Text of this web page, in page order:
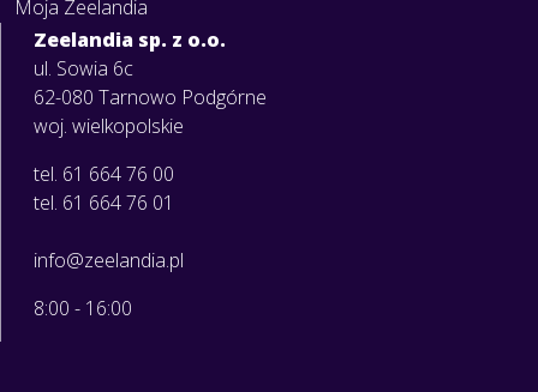
Moja Zeelandia
Zeelandia sp. z o.o.
ul. Sowia 6c
62-080 Tarnowo Podgórne
woj. wielkopolskie
tel. 61 664 76 00
tel. 61 664 76 01
info@zeelandia.pl
8:00 - 16:00